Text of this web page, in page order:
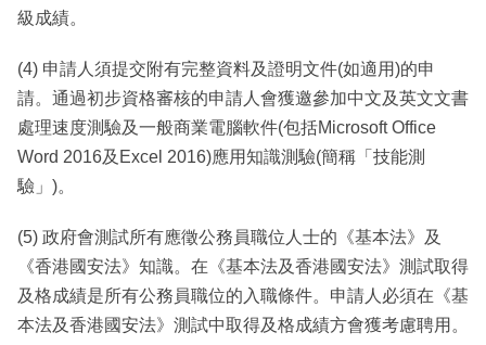
級成績。
(4) 申請人須提交附有完整資料及證明文件(如適用)的申
請。通過初步資格審核的申請人會獲邀參加中文及英文文書
處理速度測驗及一般商業電腦軟件(包括Microsoft Office
Word 2016及Excel 2016)應用知識測驗(簡稱「技能測
驗」)。
(5) 政府會測試所有應徵公務員職位人士的《基本法》及
《香港國安法》知識。在《基本法及香港國安法》測試取得
及格成績是所有公務員職位的入職條件。申請人必須在《基
本法及香港國安法》測試中取得及格成績方會獲考慮聘用。